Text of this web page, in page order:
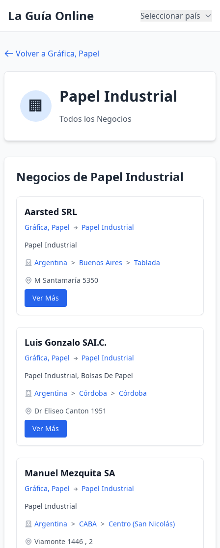
La Guía Online Seleccionar país
Volver a Gráfica, Papel
🏢 Papel Industrial
Todos los Negocios
Negocios de Papel Industrial
Aarsted SRL
Gráfica, Papel
Papel Industrial
Papel Industrial
Argentina > Buenos Aires > Tablada
M Santamaría 5350
Ver Más
Luis Gonzalo SAI.C.
Gráfica, Papel
Papel Industrial
Papel Industrial, Bolsas De Papel
Argentina > Córdoba > Córdoba
Dr Eliseo Canton 1951
Ver Más
Manuel Mezquita SA
Gráfica, Papel
Papel Industrial
Papel Industrial
Argentina > CABA > Centro (San Nicolás)
Viamonte 1446 , 2